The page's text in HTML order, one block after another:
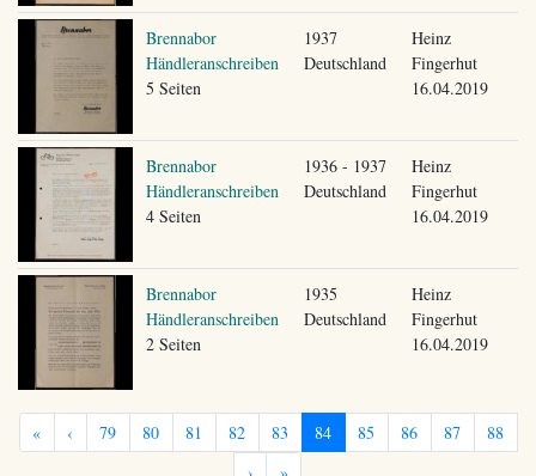
Brennabor
Händleranschreiben
5 Seiten
1937
Deutschland
Heinz
Fingerhut
16.04.2019
Brennabor
Händleranschreiben
4 Seiten
1936 - 1937
Deutschland
Heinz
Fingerhut
16.04.2019
Brennabor
Händleranschreiben
2 Seiten
1935
Deutschland
Heinz
Fingerhut
16.04.2019
« ‹ 79 80 81 82 83 84 85 86 87
88
›
»